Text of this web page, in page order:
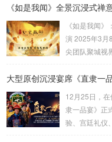
团队：刘峰 杨
明技术总监
舞美设计：李
《如是我闻》全景沉浸式禅
《如是我闻
演 2025年3
尖团队聚城视
作品，通过创
教哲理与现
《如是我闻》
命、...
大型原创沉浸宴席《直隶一品
12月25日，
隶一品宴》正
验、宫廷礼仪